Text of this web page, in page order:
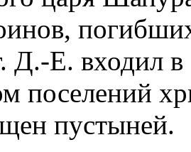
Д.-Е. входил
поселений
пустыней.